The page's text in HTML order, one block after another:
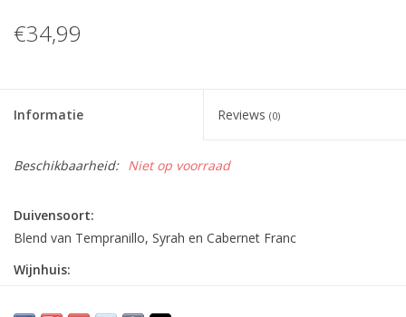
€34,99
Informatie Reviews (0)
Beschikbaarheid: Niet op voorraad
Duivensoort:
Blend van Tempranillo, Syrah en Cabernet Franc
Wijnhuis: